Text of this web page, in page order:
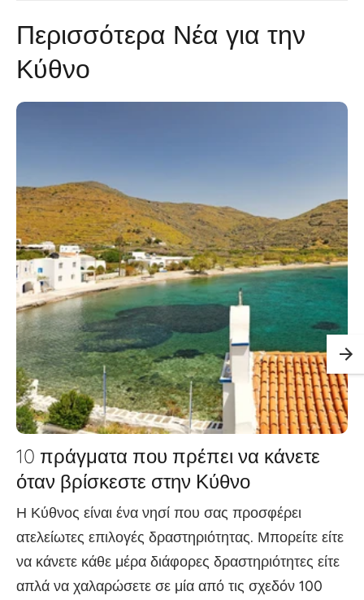
Περισσότερα Νέα για την
Κύθνο
10 πράγματα που πρέπει να κάνετε
όταν βρίσκεστε στην Κύθνο
Η Κύθνος είναι ένα νησί που σας προσφέρει
ατελείωτες επιλογές δραστηριότητας. Μπορείτε είτε
να κάνετε κάθε μέρα διάφορες δραστηριότητες είτε
απλά να χαλαρώσετε σε μία από τις σχεδόν 100